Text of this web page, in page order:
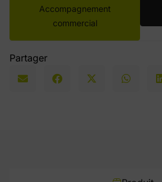
Accompagnement
commercial
Partager